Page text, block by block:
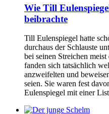
Wie Till
beibrachte
Till Eulenspiegel hatte
durchaus der Schlauste
bei seinen Streichen
fanden sich tatsächlich
anzweifelten und
seien. Sie waren fest
Eulenspiegel mit einer